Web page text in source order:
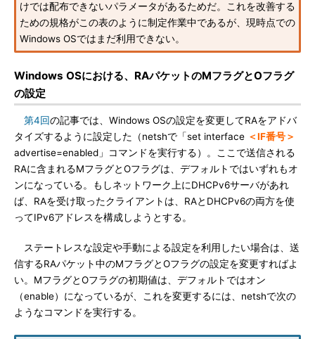
けでは配布できないパラメータがあるためだ。これを改善する
ための規格がこの表のように制定作業中であるが、現時点での
Windows OSではまだ利用できない。
Windows OSにおける、RAパケットのMフラグとOフラグ
の設定
第4回の記事では、Windows OSの設定を変更してRAをアドバ
タイズするように設定した（netshで「set interface ＜IF番号＞
advertise=enabled」コマンドを実行する）。ここで送信される
RAに含まれるMフラグとOフラグは、デフォルトではいずれもオ
ンになっている。もしネットワーク上にDHCPv6サーバがあれ
ば、RAを受け取ったクライアントは、RAとDHCPv6の両方を使
ってIPv6アドレスを構成しようとする。
ステートレスな設定や手動による設定を利用したい場合は、送
信するRAパケット中のMフラグとOフラグの設定を変更すればよ
い。MフラグとOフラグの初期値は、デフォルトではオン
（enable）になっているが、これを変更するには、netshで次の
ようなコマンドを実行する。